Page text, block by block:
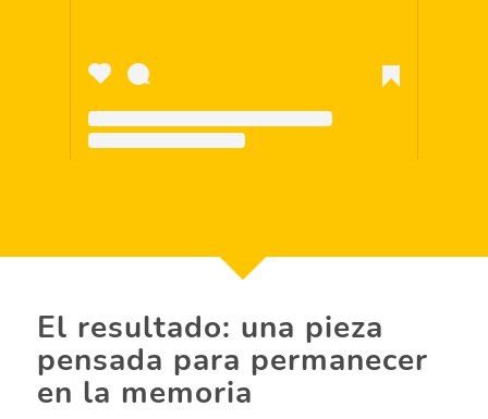
El resultado: una pieza
pensada para permanecer
en la memoria